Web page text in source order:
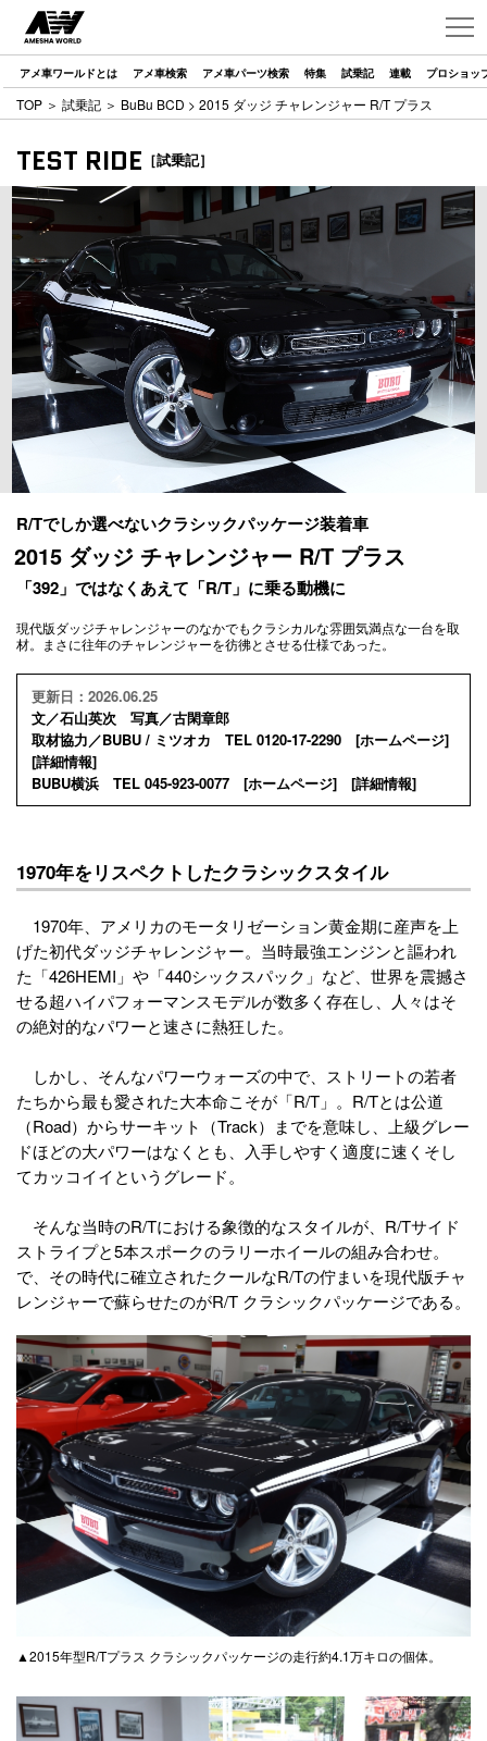
アメ車ワールドとは アメ車検索 アメ車パーツ検索 特集 試乗記 連載 プロショッ
TOP ＞ 試乗記 ＞ BuBu BCD > 2015 ダッジ チャレンジャー R/T プラス
TEST RIDE ［試乗記］
R/Tでしか選べないクラシックパッケージ装着車
2015 ダッジ チャレンジャー R/T プラス
「392」ではなくあえて「R/T」に乗る動機に
現代版ダッジチャレンジャーのなかでもクラシカルな雰囲気満点な一台を取
材。まさに往年のチャレンジャーを彷彿とさせる仕様であった。
更新日：2026.06.25
文／石山英次 写真／古閑章郎
取材協力／BUBU / ミツオカ TEL 0120-17-2290 [ホームページ]
[詳細情報]
BUBU横浜 TEL 045-923-0077 [ホームページ] [詳細情報]
1970年をリスペクトしたクラシックスタイル
1970年、アメリカのモータリゼーション黄金期に産声を上
げた初代ダッジチャレンジャー。当時最強エンジンと謳われ
た「426HEMI」や「440シックスパック」など、世界を震撼さ
せる超ハイパフォーマンスモデルが数多く存在し、人々はそ
の絶対的なパワーと速さに熱狂した。
しかし、そんなパワーウォーズの中で、ストリートの若者
たちから最も愛された大本命こそが「R/T」。R/Tとは公道
（Road）からサーキット（Track）までを意味し、上級グレー
ドほどの大パワーはなくとも、入手しやすく適度に速くそし
てカッコイイというグレード。
そんな当時のR/Tにおける象徴的なスタイルが、R/Tサイド
ストライプと5本スポークのラリーホイールの組み合わせ。
で、その時代に確立されたクールなR/Tの佇まいを現代版チャ
レンジャーで蘇らせたのがR/T クラシックパッケージである。
▲2015年型R/Tプラス クラシックパッケージの走行約4.1万キロの個体。